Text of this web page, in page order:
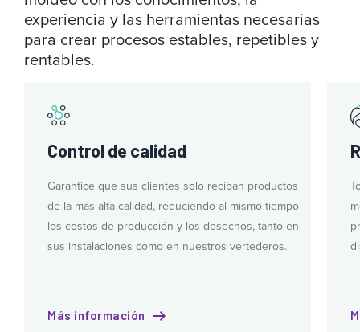
experiencia y las herramientas necesarias
para crear procesos estables, repetibles y
rentables.
Control de calidad
Garantice que sus clientes solo reciban productos
de la más alta calidad, reduciendo al mismo tiempo
los costos de producción y los desechos, tanto en
sus instalaciones como en nuestros vertederos.
Más información